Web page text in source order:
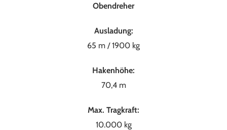
Obendreher
Ausladung:
65 m / 1900 kg
Hakenhöhe:
70,4 m
Max. Tragkraft:
10.000 kg